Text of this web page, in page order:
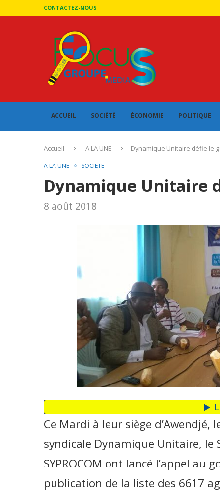
CONTACTEZ-NOUS
ACCUEIL SOCIÉTÉ ÉCONOMIE POLITIQUE
Accueil A LA UNE Dynamique Unitaire défie le
A LA UNE SOCIÉTÉ
Dynamique Unitaire
8 août 2018
Ce Mardi à leur siège d’Awendjé,
syndicale Dynamique Unitaire, le
SYPROCOM ont lancé l’appel au
publication de la liste des 6617